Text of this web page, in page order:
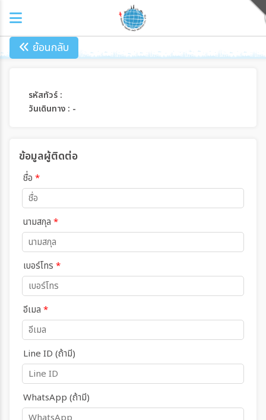
ย้อนกลับ
รหัสทัวร์ :
วันเดินทาง : -
ข้อมูลผู้ติดต่อ
ชื่อ *
นามสกุล *
เบอร์โทร *
อีเมล *
Line ID (ถ้ามี)
WhatsApp (ถ้ามี)